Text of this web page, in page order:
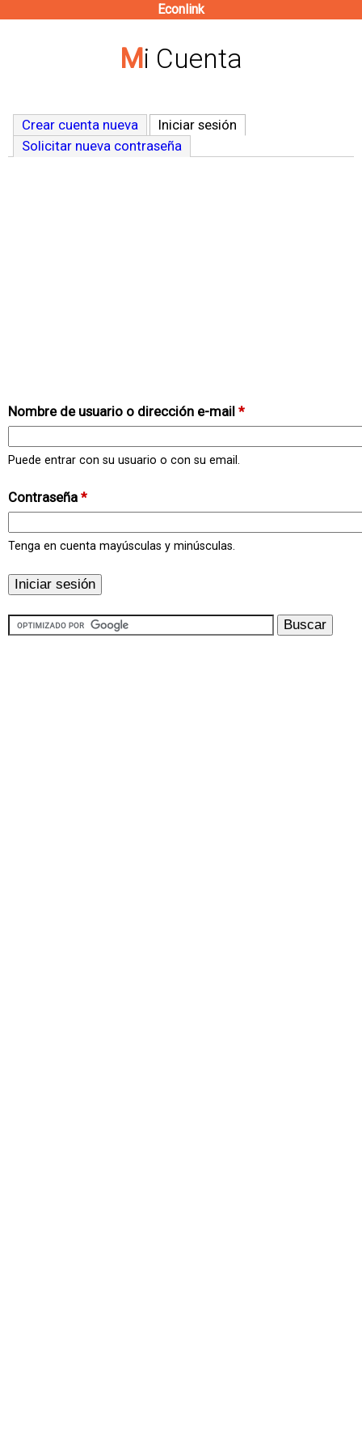
contenido
Econlink
Mi Cuenta
Crear cuenta nueva Iniciar sesión
Solicitar nueva contraseña
Nombre de usuario o dirección e-mail *
Puede entrar con su usuario o con su email.
Contraseña *
Tenga en cuenta mayúsculas y minúsculas.